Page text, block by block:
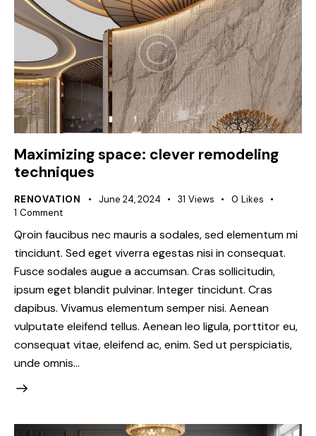
Maximizing space: clever remodeling
techniques
RENOVATION June 24, 2024 31 Views 0 Likes
1 Comment
Qroin faucibus nec mauris a sodales, sed elementum mi
tincidunt. Sed eget viverra egestas nisi in consequat.
Fusce sodales augue a accumsan. Cras sollicitudin,
ipsum eget blandit pulvinar. Integer tincidunt. Cras
dapibus. Vivamus elementum semper nisi. Aenean
vulputate eleifend tellus. Aenean leo ligula, porttitor eu,
consequat vitae, eleifend ac, enim. Sed ut perspiciatis,
unde omnis…